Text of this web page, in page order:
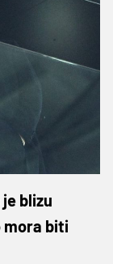
blizu
mora biti